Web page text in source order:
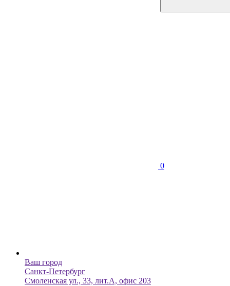
0
Ваш город
Санкт-Петербург
Смоленская ул., 33, лит.А, офис 203